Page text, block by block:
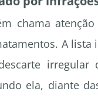
chama
A
ela, diante